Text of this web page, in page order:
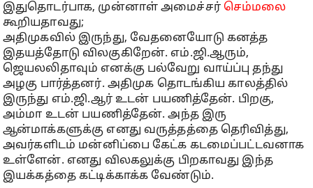
இதுதொடர்பாக, முன்னாள் அமைச்சர் செம்மலை
கூறியதாவது;
அதிமுகவில் இருந்து, வேதனையோடு கனத்த
இதயத்தோடு விலகுகிறேன். எம்.ஜி.ஆரும்,
ஜெயலலிதாவும் எனக்கு பல்வேறு வாய்ப்பு தந்து
அழகு பார்த்தனர். அதிமுக தொடங்கிய காலத்தில்
இருந்து எம்.ஜி.ஆர் உடன் பயணித்தேன். பிறகு,
அம்மா உடன் பயணித்தேன். அந்த இரு
ஆன்மாக்களுக்கு எனது வருத்தத்தை தெரிவித்து,
அவர்களிடம் மன்னிப்பை கேட்க கடமைப்பட்டவனாக
உள்ளேன். எனது விலகலுக்கு பிறகாவது இந்த
இயக்கத்தை கட்டிக்காக்க வேண்டும்.